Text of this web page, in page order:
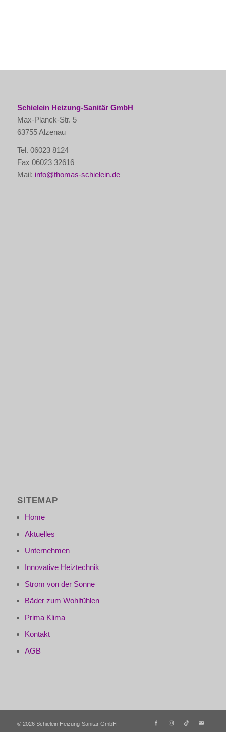
Schielein Heizung-Sanitär GmbH
Max-Planck-Str. 5
63755 Alzenau
Tel. 06023 8124
Fax 06023 32616
Mail: info@thomas-schielein.de
SITEMAP
Home
Aktuelles
Unternehmen
Innovative Heiztechnik
Strom von der Sonne
Bäder zum Wohlfühlen
Prima Klima
Kontakt
AGB
©2026 Schielein Heizung-Sanitär GmbH